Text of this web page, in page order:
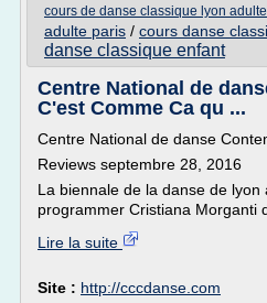
cours de danse classique lyon adulte
adulte paris / cours danse
danse classique enfant
Centre National de
C'est Comme Ca qu ...
Centre National de danse
Reviews septembre 28, 2016
La biennale de la danse de
programmer Cristiana Morganti
Lire la suite
Site : http://cccdanse.com